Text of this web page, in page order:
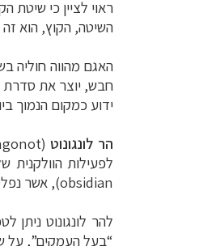
השיטה, הקוץ, הוא
האגם מהווה חוליה
ידוע כמקום הנמוך
הר לונגונוט(
לפעילות הוולקנית
obsidian), אשר
להר לונגונוט
“בעל העמקים”, על